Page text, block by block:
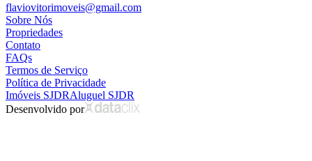
flaviovitorimoveis@gmail.com
Sobre Nós
Propriedades
Contato
FAQs
Termos de Serviço
Política de Privacidade
Imóveis SJDRAluguel SJDR
Desenvolvido por